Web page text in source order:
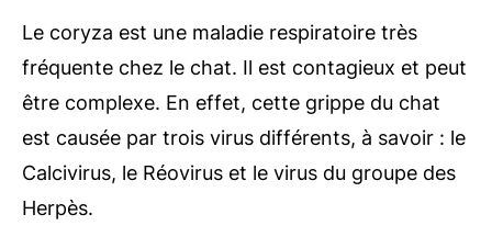
Le coryza est une maladie respiratoire très
fréquente chez le chat. Il est contagieux et peut
être complexe. En effet, cette grippe du chat
est causée par trois virus différents, à savoir : le
Calcivirus, le Réovirus et le virus du groupe des
Herpès.